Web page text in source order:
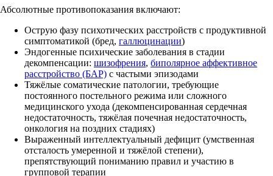
Абсолютные противопоказания включают:
Острую фазу психотических расстройств с продуктивной
симптоматикой (бред, галлюцинации)
Эндогенные психические заболевания в стадии
декомпенсации: шизофрения, биполярное аффективное
расстройство (БАР) с частыми эпизодами
Тяжёлые соматические патологии, требующие
постоянного постельного режима или сложного
медицинского ухода (декомпенсированная сердечная
недостаточность, тяжёлая почечная недостаточность,
онкология на поздних стадиях)
Выраженный интеллектуальный дефицит (умственная
отсталость умеренной и тяжёлой степени),
препятствующий пониманию правил и участию в
групповой терапии